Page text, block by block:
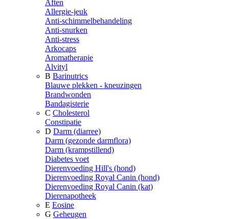
Aften
Allergie-jeuk
Anti-schimmelbehandeling
Anti-snurken
Anti-stress
Arkocaps
Aromatherapie
Alvityl
B Barinutrics
Blauwe plekken - kneuzingen
Brandwonden
Bandagisterie
C Cholesterol
Constipatie
D Darm (diarree)
Darm (gezonde darmflora)
Darm (krampstillend)
Diabetes voet
Dierenvoeding Hill's (hond)
Dierenvoeding Royal Canin (hond)
Dierenvoeding Royal Canin (kat)
Dierenapotheek
E Eosine
G Geheugen